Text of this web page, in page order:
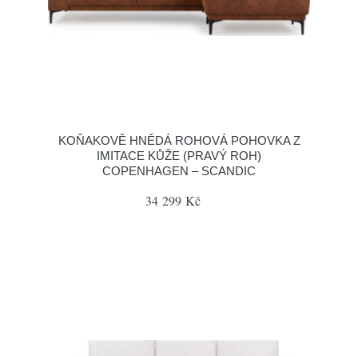
KOŇAKOVĚ HNĚDÁ ROHOVÁ POHOVKA Z
IMITACE KŮŽE (PRAVÝ ROH)
COPENHAGEN – SCANDIC
34 299 Kč